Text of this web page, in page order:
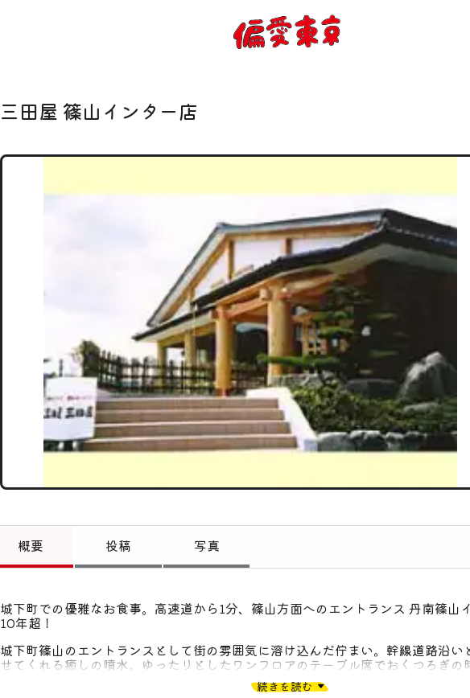
ログイン
会員登録
お知らせ
トップ
偏愛コミュニティ
投稿
偏愛記事
三田屋 篠山インター店
概要 投稿 写真
城下町での優雅なお食事。高速道から1分、篠山方面へのエントランス 丹南篠山
10年超！
城下町篠山のエントランスとして街の雰囲気に溶け込んだ佇まい。幹線道路沿い
せてくれる癒しの噴水。ゆったりとしたワンフロアのテーブル席でおくつろぎの
続きを読む